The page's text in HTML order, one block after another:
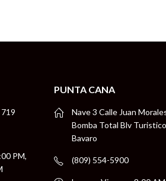
PM,
PUNTA CANA
Nave 3 Calle Juan
Bomba Total Blv
Bavaro
(809) 554-5900